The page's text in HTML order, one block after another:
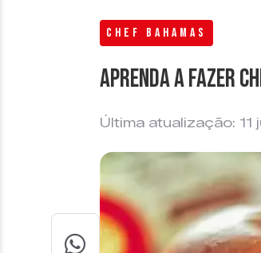
CHEF BAHAMAS
Aprenda a fazer
Última atualização: